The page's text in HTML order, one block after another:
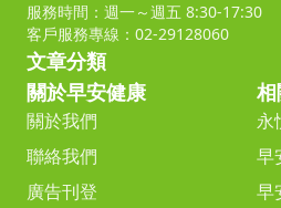
服務時間：週一～週五 8:30-17:30
客戶服務專線：02-29128060
文章分類
關於早安健康
關於我們
聯絡我們
廣告刊登
永
早
早